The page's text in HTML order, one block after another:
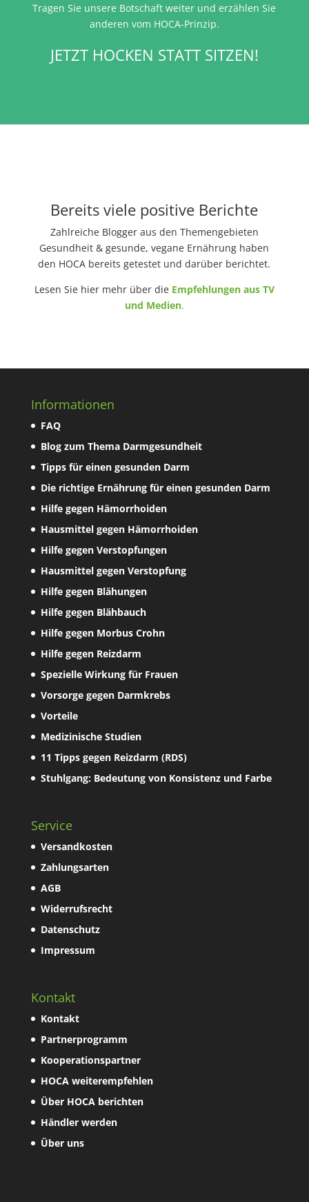
Tragen Sie unsere Botschaft weiter und erzählen Sie
anderen vom HOCA-Prinzip.
JETZT HOCKEN STATT SITZEN!
Bereits viele positive Berichte
Zahlreiche Blogger aus den Themengebieten
Gesundheit & gesunde, vegane Ernährung haben
den HOCA bereits getestet und darüber berichtet.
Lesen Sie hier mehr über die Empfehlungen aus TV
und Medien.
Informationen
FAQ
Blog zum Thema Darmgesundheit
Tipps für einen gesunden Darm
Die richtige Ernährung für einen gesunden Darm
Hilfe gegen Hämorrhoiden
Hausmittel gegen Hämorrhoiden
Hilfe gegen Verstopfungen
Hausmittel gegen Verstopfung
Hilfe gegen Blähungen
Hilfe gegen Blähbauch
Hilfe gegen Morbus Crohn
Hilfe gegen Reizdarm
Spezielle Wirkung für Frauen
Vorsorge gegen Darmkrebs
Vorteile
Medizinische Studien
11 Tipps gegen Reizdarm (RDS)
Stuhlgang: Bedeutung von Konsistenz und Farbe
Service
Versandkosten
Zahlungsarten
AGB
Widerrufsrecht
Datenschutz
Impressum
Kontakt
Kontakt
Partnerprogramm
Kooperationspartner
HOCA weiterempfehlen
Über HOCA berichten
Händler werden
Über uns